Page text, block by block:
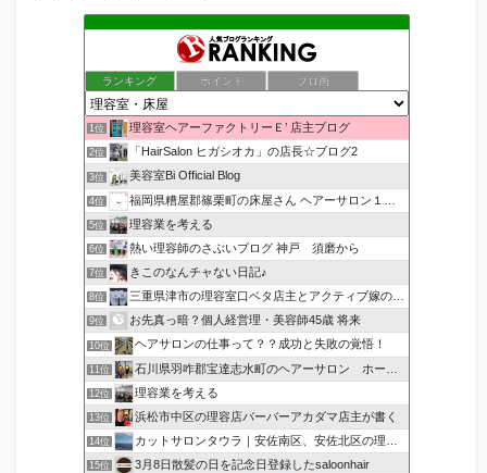
ランキング ポイント ブロ画
1位 理容室ヘアーファクトリーＥ’ 店主ブログ
2位 「HairSalon ヒガシオカ」の店長☆ブログ2
3位 美容室Bi Official Blog
4位 福岡県糟屋郡篠栗町の床屋さん ヘアーサロン１２３公式ブログ
5位 理容業を考える
6位 熱い理容師のさぶいブログ 神戸 須磨から
7位 きこのなんチャない日記♪
8位 三重県津市の理容室口ベタ店主とアクティブ嫁のblog
9位 お先真っ暗？個人経営理・美容師45歳 将来
10位 ヘアサロンの仕事って？？成功と失敗の覚悟！
11位 石川県羽咋郡宝達志水町のヘアーサロン ホープヘアーズ
12位 理容業を考える
13位 浜松市中区の理容店バーバーアカダマ店主が書く
14位 カットサロンタウラ｜安佐南区、安佐北区の理美容院
15位
3月8日散髪の日を記念日登録したsaloonhair